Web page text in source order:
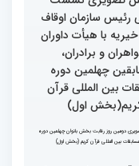
بانوان مسابقات